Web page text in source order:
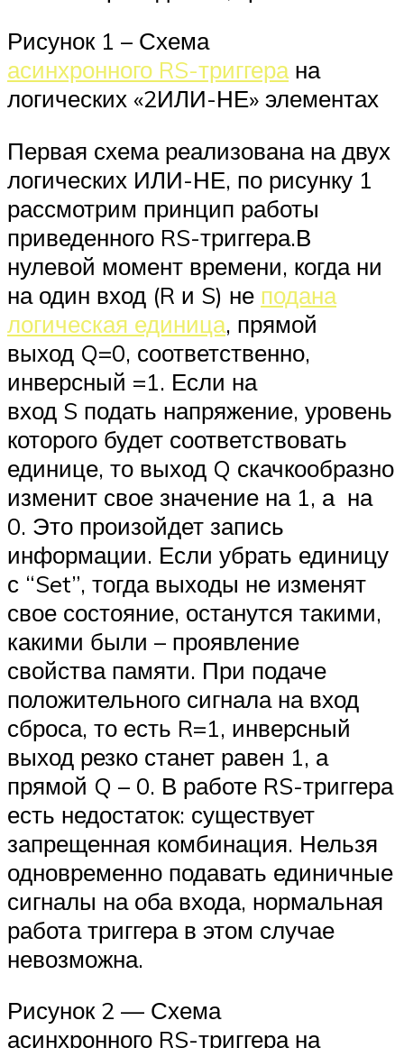
Рисунок 1 – Схема
асинхронного RS-триггерана
логических «2ИЛИ-НЕ» элементах
Первая схема реализована на двух
логических ИЛИ-НЕ, по рисунку 1
рассмотрим принцип работы
приведенного RS-триггера.В
нулевой момент времени, когда ни
на один вход (R и S) не подана
логическая единица, прямой
выход Q=0, соответственно,
инверсный =1. Если на
вход S подать напряжение, уровень
которого будет соответствовать
единице, то выход Q скачкообразно
изменит свое значение на 1, а на
0. Это произойдет запись
информации. Если убрать единицу
с “Set”, тогда выходы не изменят
свое состояние, останутся такими,
какими были – проявление
свойства памяти. При подаче
положительного сигнала на вход
сброса, то есть R=1, инверсный
выход резко станет равен 1, а
прямой Q – 0. В работе RS-триггера
есть недостаток: существует
запрещенная комбинация. Нельзя
одновременно подавать единичные
сигналы на оба входа, нормальная
работа триггера в этом случае
невозможна.
Рисунок 2 — Схема
асинхронного RS-триггера на